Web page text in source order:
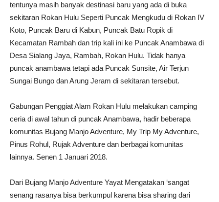
tentunya masih banyak destinasi baru yang ada di buka
sekitaran Rokan Hulu Seperti Puncak Mengkudu di Rokan IV
Koto, Puncak Baru di Kabun, Puncak Batu Ropik di
Kecamatan Rambah dan trip kali ini ke Puncak Anambawa di
Desa Sialang Jaya, Rambah, Rokan Hulu. Tidak hanya
puncak anambawa tetapi ada Puncak Sunsite, Air Terjun
Sungai Bungo dan Arung Jeram di sekitaran tersebut.
Gabungan Penggiat Alam Rokan Hulu melakukan camping
ceria di awal tahun di puncak Anambawa, hadir beberapa
komunitas Bujang Manjo Adventure, My Trip My Adventure,
Pinus Rohul, Rujak Adventure dan berbagai komunitas
lainnya. Senen 1 Januari 2018.
Dari Bujang Manjo Adventure Yayat Mengatakan ‘sangat
senang rasanya bisa berkumpul karena bisa sharing dari